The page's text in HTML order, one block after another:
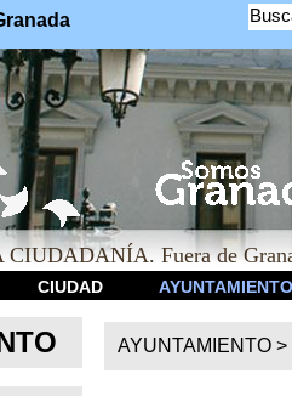
Fuera de
CIUDAD AYUNTAMIENTO
AYUNTAMIENTO >